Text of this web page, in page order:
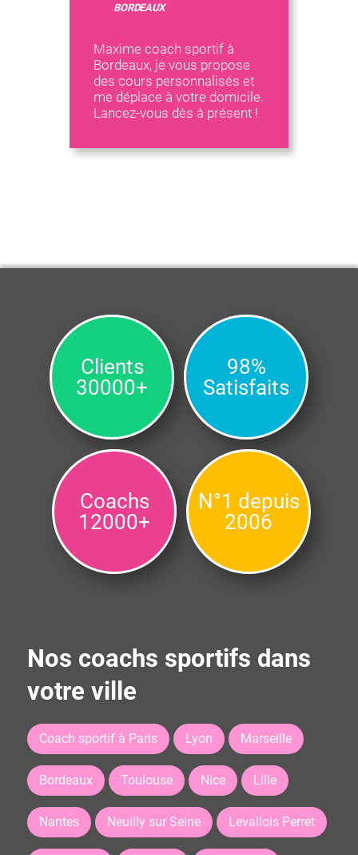
BORDEAUX
Maxime coach sportif à
Bordeaux, je vous propose
des cours personnalisés et
me déplace à votre domicile.
Lancez-vous dès à présent !
Clients
30000+
98%
Satisfaits
Coachs
12000+
N°1 depuis
2006
Nos coachs sportifs dans
votre ville
Coach sportif à Paris Lyon Marseille
Bordeaux Toulouse Nice Lille
Nantes Neuilly sur Seine Levallois Perret